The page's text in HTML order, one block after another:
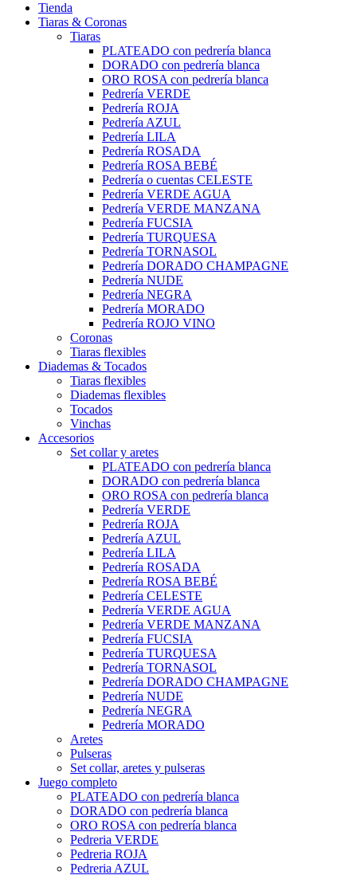
Tienda
Tiaras & Coronas
Tiaras
PLATEADO con pedrería blanca
DORADO con pedrería blanca
ORO ROSA con pedrería blanca
Pedrería VERDE
Pedrería ROJA
Pedrería AZUL
Pedrería LILA
Pedrería ROSADA
Pedrería ROSA BEBÉ
Pedrería o cuentas CELESTE
Pedrería VERDE AGUA
Pedrería VERDE MANZANA
Pedrería FUCSIA
Pedrería TURQUESA
Pedrería TORNASOL
Pedrería DORADO CHAMPAGNE
Pedrería NUDE
Pedrería NEGRA
Pedrería MORADO
Pedrería ROJO VINO
Coronas
Tiaras flexibles
Diademas & Tocados
Tiaras flexibles
Diademas flexibles
Tocados
Vinchas
Accesorios
Set collar y aretes
PLATEADO con pedrería blanca
DORADO con pedrería blanca
ORO ROSA con pedrería blanca
Pedrería VERDE
Pedrería ROJA
Pedrería AZUL
Pedrería LILA
Pedrería ROSADA
Pedrería ROSA BEBÉ
Pedrería CELESTE
Pedrería VERDE AGUA
Pedrería VERDE MANZANA
Pedrería FUCSIA
Pedrería TURQUESA
Pedrería TORNASOL
Pedrería DORADO CHAMPAGNE
Pedrería NUDE
Pedrería NEGRA
Pedrería MORADO
Aretes
Pulseras
Set collar, aretes y pulseras
Juego completo
PLATEADO con pedrería blanca
DORADO con pedrería blanca
ORO ROSA con pedrería blanca
Pedreria VERDE
Pedreria ROJA
Pedreria AZUL